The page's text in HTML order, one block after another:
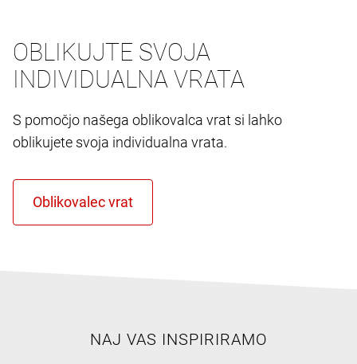
OBLIKUJTE SVOJA
INDIVIDUALNA VRATA
S pomočjo našega oblikovalca vrat si lahko
oblikujete svoja individualna vrata.
NAJ VAS INSPIRIRAMO